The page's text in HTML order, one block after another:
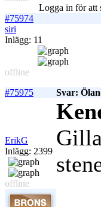
Logga in för att
#75974
siri
Inlägg: 11
offline
#75975
Svar:
ErikG
Inlägg: 2399
offline